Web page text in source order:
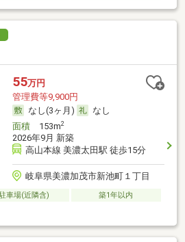
55万円
管理費等9,900円
なし(3ヶ月)
なし
面積153m2
2026年9月 新築
高山本線 美濃太田駅 徒歩15分
岐阜県美濃加茂市新池町１丁目
車場(近隣含)
築1年以内